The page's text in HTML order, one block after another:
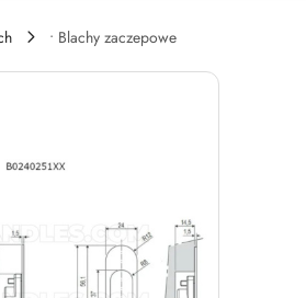
• Blachy zaczepowe